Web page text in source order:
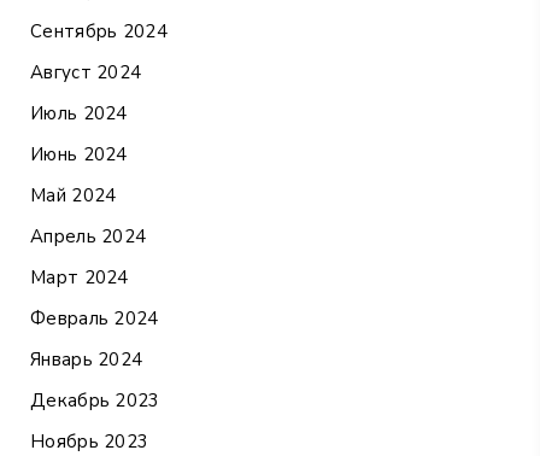
Сентябрь 2024
Август 2024
Июль 2024
Июнь 2024
Май 2024
Апрель 2024
Март 2024
Февраль 2024
Январь 2024
Декабрь 2023
Ноябрь 2023